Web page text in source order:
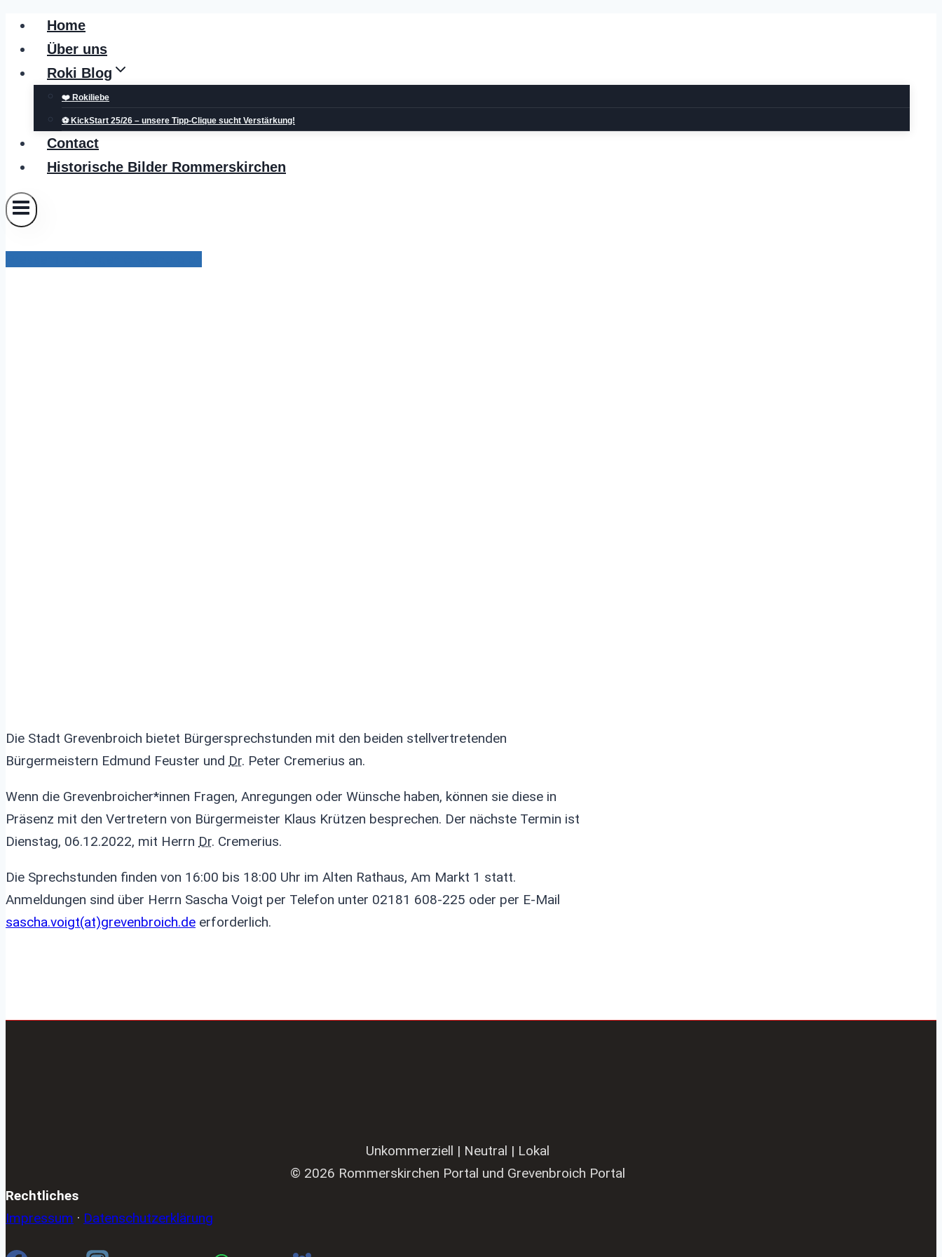
Zum
Inhalt
springen
Home
Über uns
Roki Blog
❤️ Rokiliebe
⚽ KickStart 25/26 – unsere Tipp-Clique sucht Verstärkung!
Contact
Historische Bilder Rommerskirchen
Die Stadt Grevenbroich bietet Bürgersprechstunden mit den beiden stellvertretenden
Bürgermeistern Edmund Feuster und Dr. Peter Cremerius an.
Wenn die Grevenbroicher*innen Fragen, Anregungen oder Wünsche haben, können sie diese in
Präsenz mit den Vertretern von Bürgermeister Klaus Krützen besprechen. Der nächste Termin ist
Dienstag, 06.12.2022, mit Herrn Dr. Cremerius.
Die Sprechstunden finden von 16:00 bis 18:00 Uhr im Alten Rathaus, Am Markt 1 statt.
Anmeldungen sind über Herrn Sascha Voigt per Telefon unter 02181 608-225 oder per E-Mail
sascha.voigt(at)grevenbroich.de erforderlich.
Unkommerziell | Neutral | Lokal
© 2026 Rommerskirchen Portal und Grevenbroich Portal
Rechtliches
Impressum · Datenschutzerklärung